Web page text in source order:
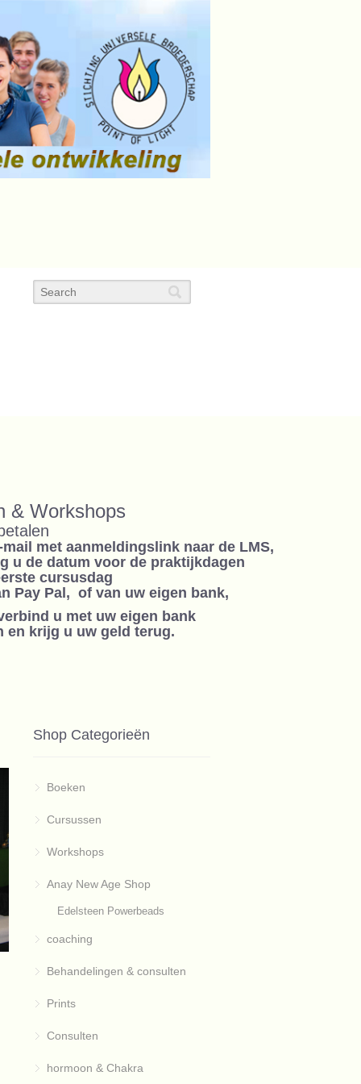
& Workshops
met aanmeldingslink naar de LMS,
u de datum voor de praktijkdagen
cursusdag
Pay Pal, of van uw eigen bank,
u met uw eigen bank
krijg u uw geld terug.
Shop Categorieën
Boeken
Cursussen
Workshops
Anay New Age Shop
Edelsteen Powerbeads
coaching
Behandelingen & consulten
Prints
Consulten
hormoon & Chakra